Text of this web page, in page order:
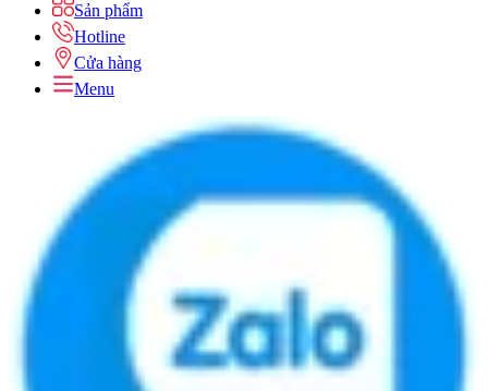
Sản phẩm
Hotline
Cửa hàng
Menu